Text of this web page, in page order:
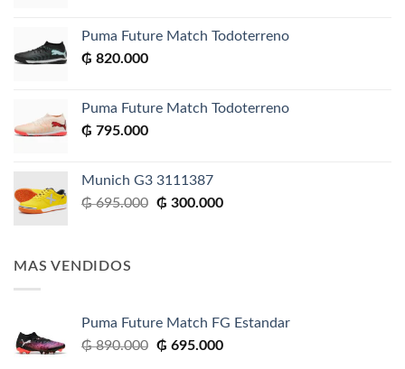
Puma Future Match Todoterreno
₲ 820.000
Puma Future Match Todoterreno
₲ 795.000
Munich G3 3111387
₲695.000 El
₲ 300.000El
MAS VENDIDOS
Puma Future Match FG Estandar
₲890.000 El
₲ 695.000El